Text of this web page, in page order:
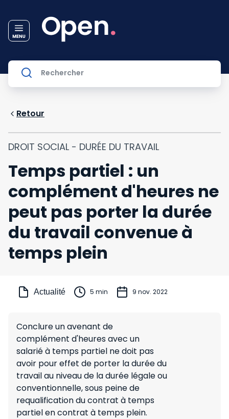
Retour
DROIT SOCIAL - DURÉE DU TRAVAIL
Temps partiel : un
complément d'heures ne
peut pas porter la durée
du travail convenue à
temps plein
Actualité 5 min 9 nov. 2022
Conclure un avenant de
complément d'heures avec un
salarié à temps partiel ne doit pas
avoir pour effet de porter la durée du
travail au niveau de la durée légale ou
conventionnelle, sous peine de
requalification du contrat à temps
partiel en contrat à temps plein.